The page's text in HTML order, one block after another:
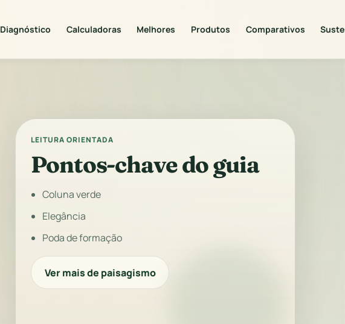
Diagnóstico Calculadoras Melhores Produtos Comparativos
LEITURA ORIENTADA
Pontos-chave do guia
Coluna verde
Elegância
Poda de formação
Ver mais de paisagismo